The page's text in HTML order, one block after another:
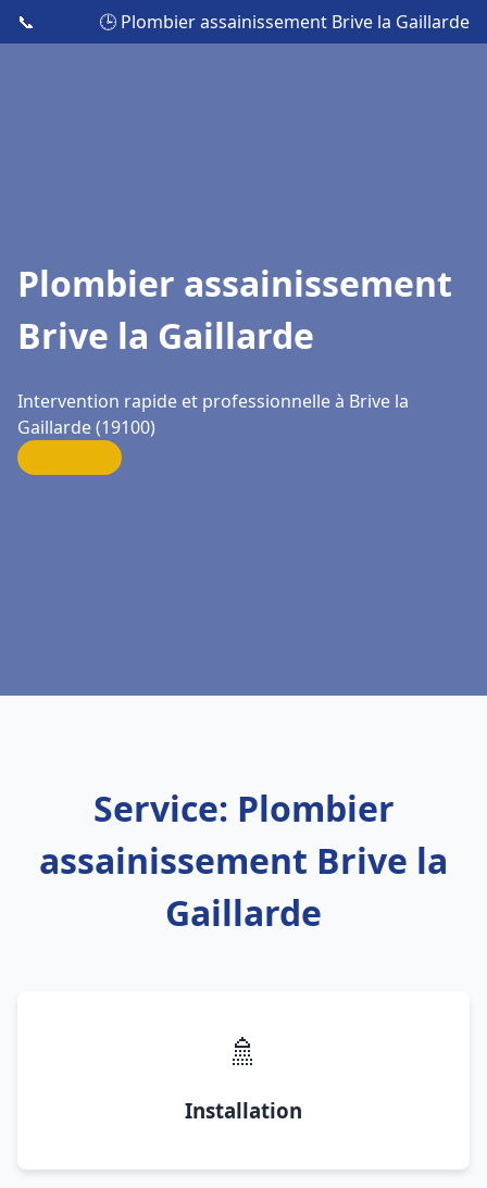
📞 🕒 Plombier assainissement Brive la Gaillarde
Plombier assainissement
Brive la Gaillarde
Intervention rapide et professionnelle à Brive la
Gaillarde (19100)
Service: Plombier
assainissement Brive la
Gaillarde
🚿
Installation